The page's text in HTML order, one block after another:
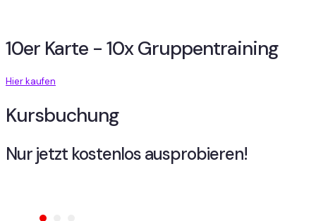
10er Karte - 10x Gruppentraining
Hier kaufen
Kursbuchung
Nur jetzt kostenlos ausprobieren!